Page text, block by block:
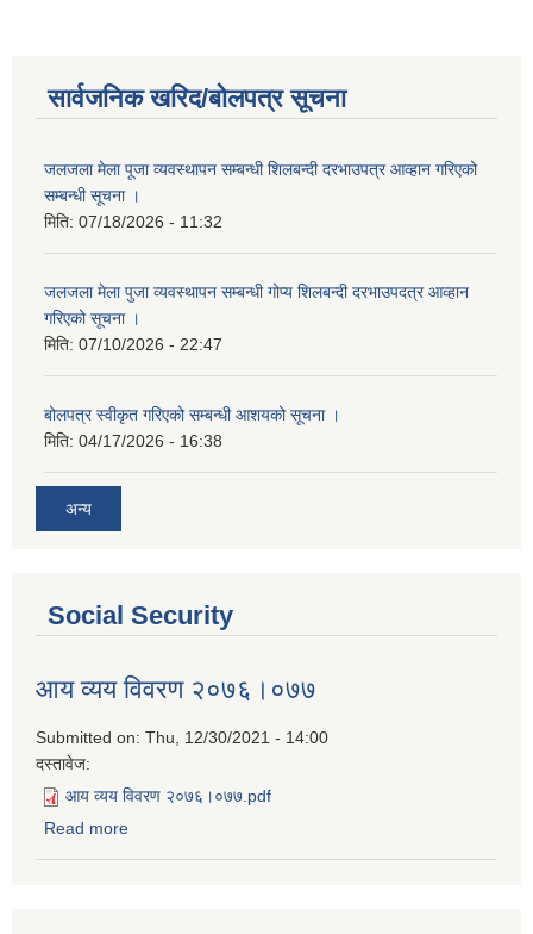
सार्वजनिक खरिद/बोलपत्र सूचना
जलजला मेला पूजा व्यवस्थापन सम्बन्धी शिलबन्दी दरभाउपत्र आव्हान गरिएको
सम्बन्धी सूचना ।
मिति: 07/18/2026 - 11:32
जलजला मेला पुजा व्यवस्थापन सम्बन्धी गोप्य शिलबन्दी दरभाउपदत्र आव्हान
गरिएको सूचना ।
मिति: 07/10/2026 - 22:47
बोलपत्र स्वीकृत गरिएको सम्बन्धी आशयको सूचना ।
मिति: 04/17/2026 - 16:38
अन्य
Social Security
आय व्यय विवरण २०७६।०७७
Submitted on: Thu, 12/30/2021 - 14:00
दस्तावेज:
आय व्यय विवरण २०७६।०७७.pdf
Read more